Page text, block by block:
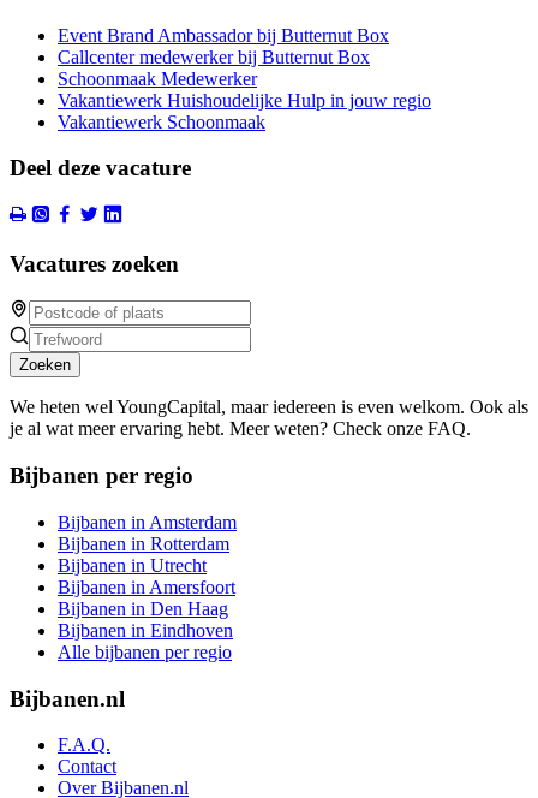
Event Brand Ambassador bij Butternut Box
Callcenter medewerker bij Butternut Box
Schoonmaak Medewerker
Vakantiewerk Huishoudelijke Hulp in jouw regio
Vakantiewerk Schoonmaak
Deel deze vacature
Vacatures zoeken
Zoeken
We heten wel YoungCapital, maar iedereen is even welkom. Ook als
je al wat meer ervaring hebt. Meer weten? Check onze FAQ.
Bijbanen per regio
Bijbanen in Amsterdam
Bijbanen in Rotterdam
Bijbanen in Utrecht
Bijbanen in Amersfoort
Bijbanen in Den Haag
Bijbanen in Eindhoven
Alle bijbanen per regio
Bijbanen.nl
F.A.Q.
Contact
Over Bijbanen.nl